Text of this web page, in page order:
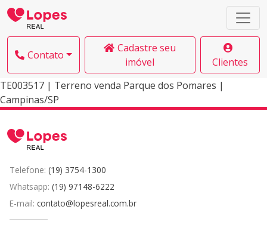
Contato
Cadastre seu
imóvel
Clientes
TE003517 | Terreno venda Parque dos Pomares |
Campinas/SP
Telefone: (19) 3754-1300
Whatsapp: (19) 97148-6222
E-mail: contato@lopesreal.com.br